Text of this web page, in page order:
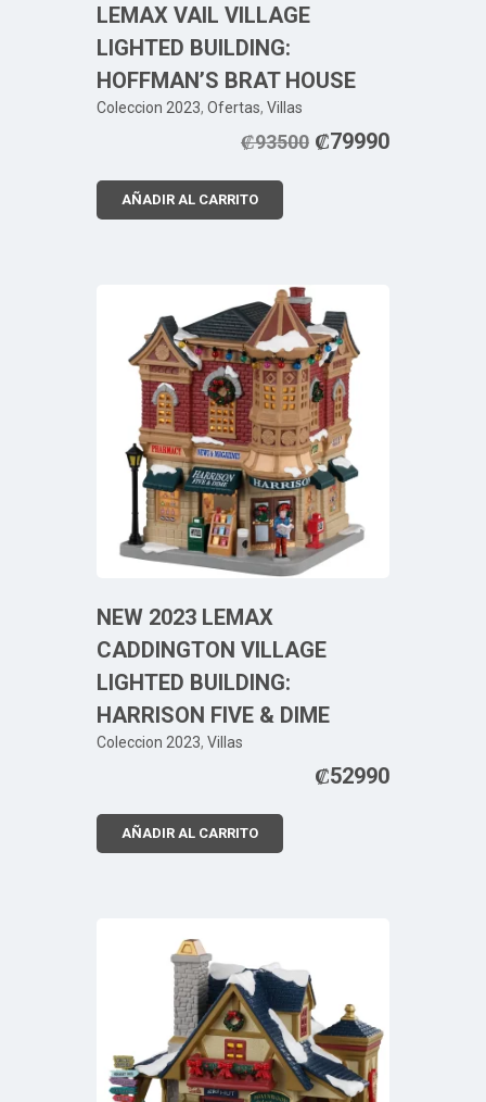
LEMAX VAIL VILLAGE
LIGHTED BUILDING:
HOFFMAN’S BRAT HOUSE
Coleccion 2023, Ofertas, Villas
₡93500 ₡79990
AÑADIR AL CARRITO
NEW 2023 LEMAX
CADDINGTON VILLAGE
LIGHTED BUILDING:
HARRISON FIVE & DIME
Coleccion 2023, Villas
₡52990
AÑADIR AL CARRITO